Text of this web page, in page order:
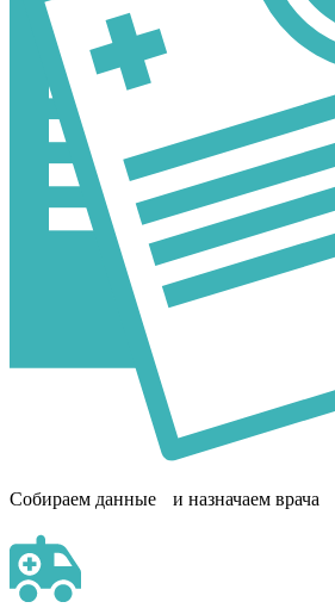
Собираем данные и назначаем врача